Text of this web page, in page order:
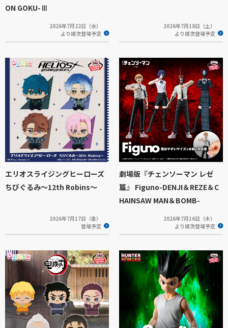
ON GOKU-Ⅲ
2026年7月22日（水）
より順次登場予定
2026年7月18日（土）
より順次登場予定
エリオスライジングヒーローズ
ちびぐるみ～12th Robins～
2026年7月17日（金）
登場予定
劇場版『チェンソーマン レゼ
篇』 Figuno-DENJI＆REZE＆C
HAINSAW MAN＆BOMB-
2026年7月16日（木）
より順次登場予定